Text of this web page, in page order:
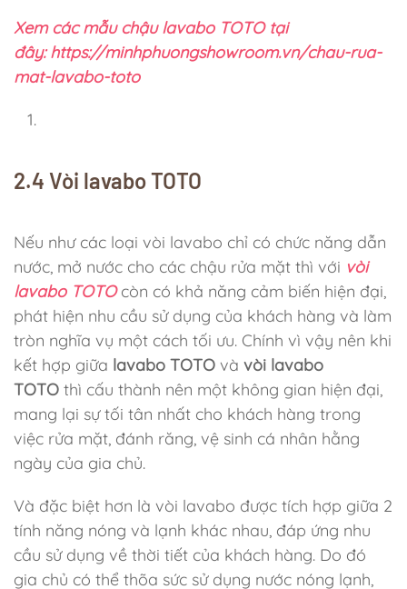
Xem các mẫu chậu lavabo TOTO tại
đây: https://minhphuongshowroom.vn/chau-rua-
mat-lavabo-toto
2.4 Vòi lavabo TOTO
Nếu như các loại vòi lavabo chỉ có chức năng dẫn
nước, mở nước cho các chậu rửa mặt thì với vòi
lavabo TOTOcòn có khả năng cảm biến hiện đại,
phát hiện nhu cầu sử dụng của khách hàng và làm
tròn nghĩa vụ một cách tối ưu. Chính vì vậy nên khi
kết hợp giữa lavabo TOTO và vòi lavabo
TOTO thì cấu thành nên một không gian hiện đại,
mang lại sự tối tân nhất cho khách hàng trong
việc rửa mặt, đánh răng, vệ sinh cá nhân hằng
ngày của gia chủ.
Và đặc biệt hơn là vòi lavabo được tích hợp giữa 2
tính năng nóng và lạnh khác nhau, đáp ứng nhu
cầu sử dụng về thời tiết của khách hàng. Do đó
gia chủ có thể thõa sức sử dụng nước nóng lạnh,